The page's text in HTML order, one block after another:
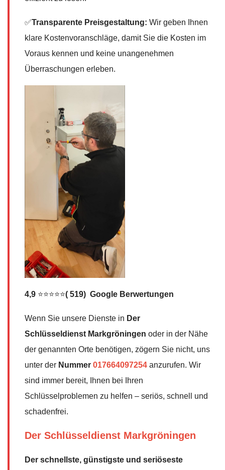
✅Transparente Preisgestaltung: Wir geben Ihnen
klare Kostenvoranschläge, damit Sie die Kosten im
Voraus kennen und keine unangenehmen
Überraschungen erleben.
4,9 ⭐⭐⭐⭐⭐( 519) Google Berwertungen
Wenn Sie unsere Dienste in Der
Schlüsseldienst Markgröningen oder in der Nähe
der genannten Orte benötigen, zögern Sie nicht, uns
unter der Nummer 017664097254 anzurufen. Wir
sind immer bereit, Ihnen bei Ihren
Schlüsselproblemen zu helfen – seriös, schnell und
schadenfrei.
Der Schlüsseldienst Markgröningen
Der schnellste, günstigste und seriöseste